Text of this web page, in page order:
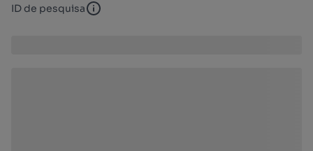
ID de pesquisa ID de pesquisa